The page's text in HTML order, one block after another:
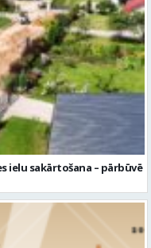
ielu sakārtošana – pārbūvē